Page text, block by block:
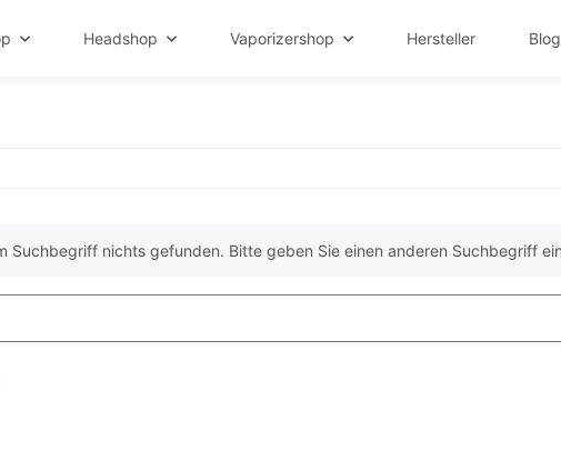
Headshop Vaporizershop Hersteller Blog
Suchbegriff nichts gefunden. Bitte geben Sie einen anderen Suchbegriff